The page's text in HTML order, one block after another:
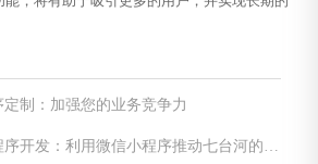
定制：加强您的业务竞争力
开发：利用微信小程序推动七台河的商